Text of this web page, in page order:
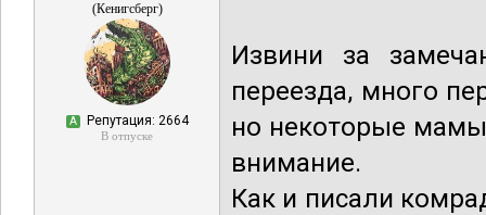
(Кенигсберг)
А Репутация: 2664
В отпуске
Извини за
переезда, много
но некоторые
внимание.
Как и писали